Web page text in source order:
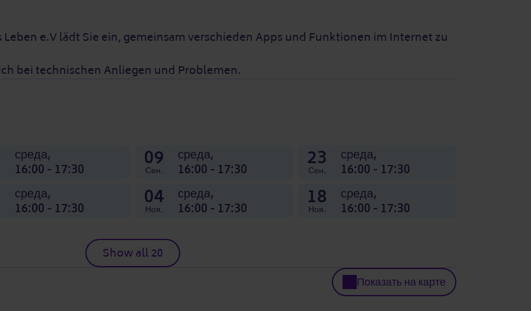
e.V lädt Sie ein, gemeinsam verschieden Apps und Funktionen im Internet zu
bei technischen Anliegen und Problemen.
среда,
16:00 - 17:30 09
Сен.
среда,
16:00 - 17:30 23
Сен.
среда,
16:00 - 17:30
среда,
16:00 - 17:30 04
Ноя.
среда,
16:00 - 17:30 18
Ноя.
среда,
16:00 - 17:30
Show all 20
Показать на карте